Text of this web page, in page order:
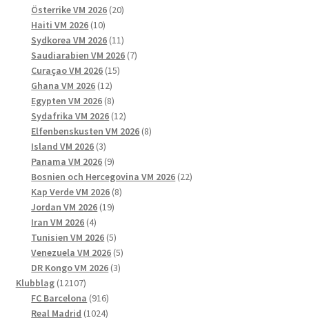
Österrike VM 2026 2020
Haiti VM 2026 1010
produkter
Sydkorea VM 2026 1111
produkter
Saudiarabien VM 2026 77
Curaçao VM 2026 1515
Ghana VM 2026 1212
produkter
Egypten VM 2026 88
produkter
Sydafrika VM 2026 1212
produkter
Elfenbenskusten VM 2026 88
Island VM 2026 33
produkter
Panama VM 2026 99
produkter
Bosnien och Hercegovina VM 2026 2222
Kap Verde VM 2026 88
Jordan VM 2026 1919
Iran VM 2026 44
produkter
Tunisien VM 2026 55
produkter
Venezuela VM 2026 55
DR Kongo VM 2026 33
Klubblag 1210712107
produkter
FC Barcelona 916916
produkter
Real Madrid 10241024